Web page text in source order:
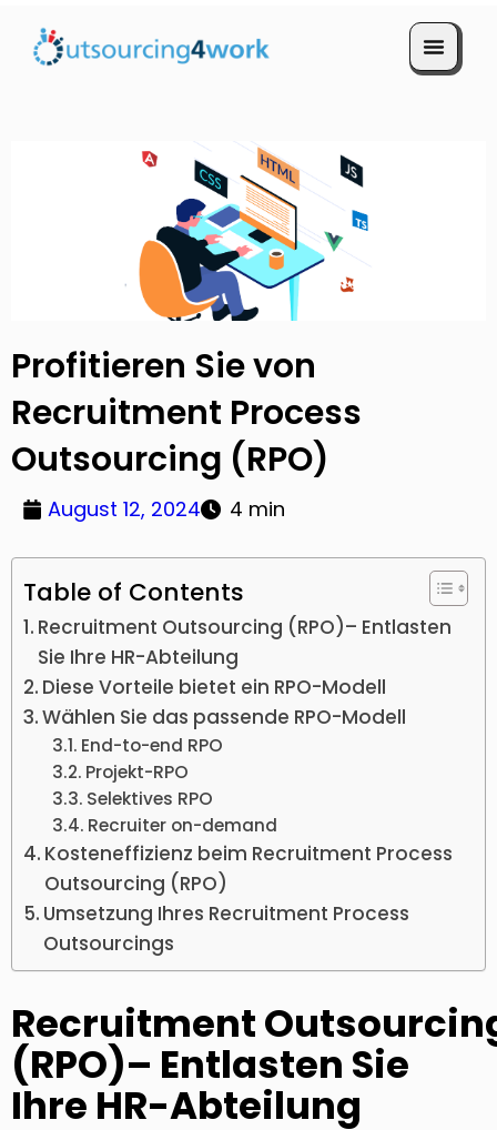
Profitieren Sie von
Recruitment Process
Outsourcing (RPO)
August 12, 2024 4 min
Table of Contents
Recruitment Outsourcing (RPO)– Entlasten
Sie Ihre HR-Abteilung
Diese Vorteile bietet ein RPO-Modell
Wählen Sie das passende RPO-Modell
End-to-end RPO
Projekt-RPO
Selektives RPO
Recruiter on-demand
Kosteneffizienz beim Recruitment Process
Outsourcing (RPO)
Umsetzung Ihres Recruitment Process
Outsourcings
Recruitment
(RPO)– Entlasten Sie
Ihre HR-Abteilung